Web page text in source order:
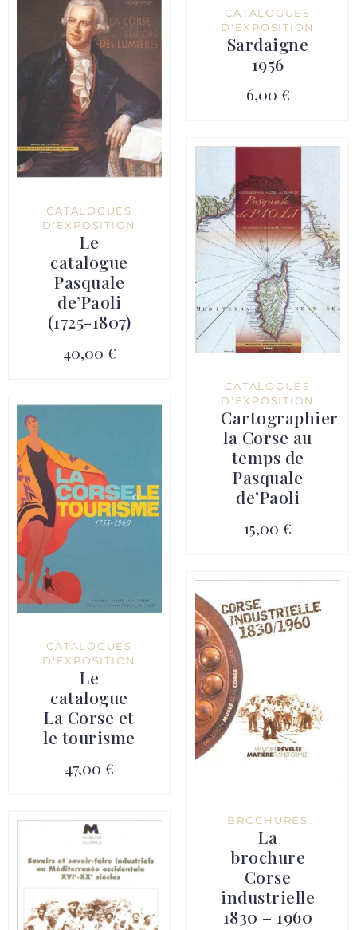
CATALOGUES
D'EXPOSITION
Sardaigne
1956
6,00 €
CATALOGUES
D'EXPOSITION
Le
catalogue
Pasquale
de’Paoli
(1725-1807)
40,00 €
CATALOGUES
D'EXPOSITION
Cartographier
la Corse au
temps de
Pasquale
de’Paoli
15,00 €
CATALOGUES
D'EXPOSITION
Le
catalogue
La Corse et
le tourisme
47,00 €
BROCHURES
La
brochure
Corse
industrielle
1830 – 1960